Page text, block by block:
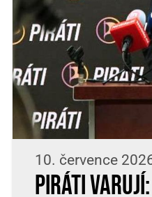
10. července
Piráti